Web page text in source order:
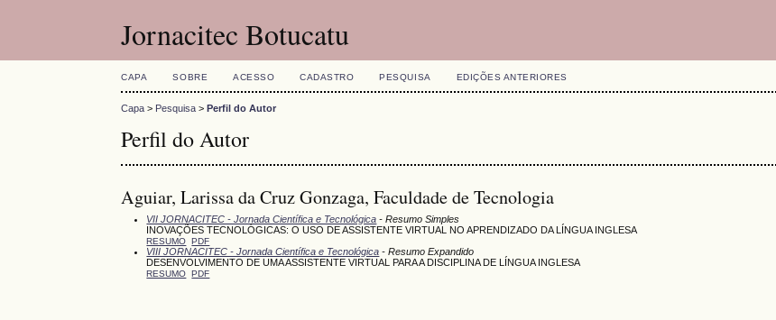
Jornacitec Botucatu
CAPA SOBRE ACESSO CADASTRO PESQUISA EDIÇÕES ANTERIORES
Capa > Pesquisa >Perfil do Autor
Perfil do Autor
Aguiar, Larissa da Cruz Gonzaga, Faculdade de Tecnologia
VII JORNACITEC - Jornada Científica e Tecnológica - Resumo Simples
INOVAÇÕES TECNOLÓGICAS: O USO DE ASSISTENTE VIRTUAL NO APRENDIZADO DA LÍNGUA INGLESA
RESUMO PDF
VIII JORNACITEC - Jornada Científica e Tecnológica - Resumo Expandido
DESENVOLVIMENTO DE UMA ASSISTENTE VIRTUAL PARA A DISCIPLINA DE LÍNGUA INGLESA
RESUMO PDF